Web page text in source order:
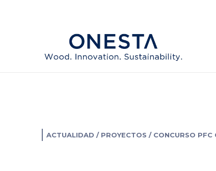
ACTUALIDAD / PROYECTOS / CONCURSO PFC